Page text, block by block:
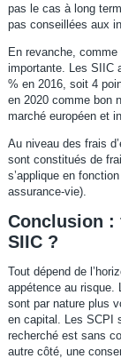
pas le cas à long
pas conseillées aux
En revanche,
importante. Les SIIC
% en 2016, soit 4
en 2020 comme bon
marché européen et
Au niveau des frais
sont constitués de
s’applique en
assurance-vie).
Conclusion :
SIIC ?
Tout dépend de
appétence au risque.
sont par nature plus
en capital. Les SCPI
recherché est sans
autre côté, une